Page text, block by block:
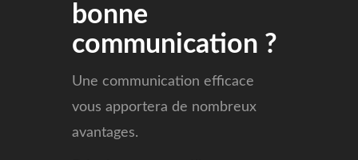
bonne
communication ?
Une communication efficace
vous apportera de nombreux
avantages.